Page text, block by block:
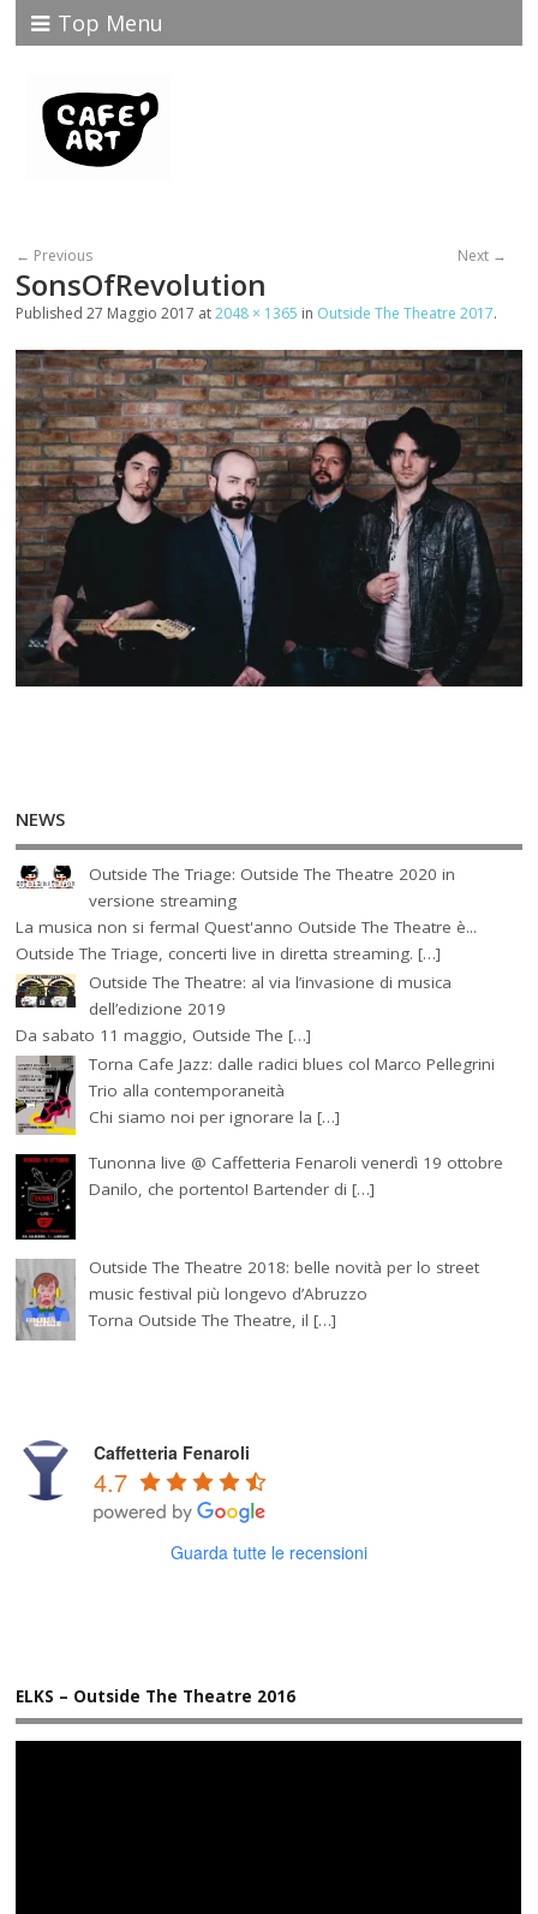
Top Menu
← Previous Next →
SonsOfRevolution
Published27 Maggio 2017 at2048 × 1365 in Outside The Theatre 2017.
NEWS
Outside The Triage: Outside The Theatre 2020 in
versione streaming
La musica non si ferma! Quest'anno Outside The Theatre è...
Outside The Triage, concerti live in diretta streaming. […]
Outside The Theatre: al via l’invasione di musica
dell’edizione 2019
Da sabato 11 maggio, Outside The […]
Torna Cafe Jazz: dalle radici blues col Marco Pellegrini
Trio alla contemporaneità
Chi siamo noi per ignorare la […]
Tunonna live @ Caffetteria Fenaroli venerdì 19 ottobre
Danilo, che portento! Bartender di […]
Outside The Theatre 2018: belle novità per lo street
music festival più longevo d’Abruzzo
Torna Outside The Theatre, il […]
Caffetteria Fenaroli
4.7
Guarda tutte le recensioni
ELKS – Outside The Theatre 2016